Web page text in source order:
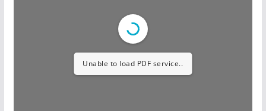
Unable to load PDF service..